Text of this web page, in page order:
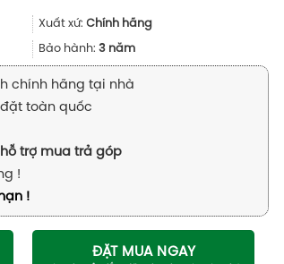
là:
9.810.000₫.
Xuất xứ: Chính hãng
Bảo hành: 3 năm
chính hãng tại nhà
toàn quốc
hỗ trợ mua trả góp
!
!
ĐẶT MUA NGAY